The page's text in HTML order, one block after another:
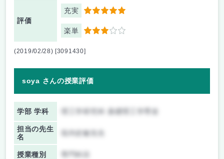
評価
充実 5
楽単 3
(2019/02/28) [3091430]
soya さんの授業評価
学部 学科
担当の先生
名
垣内史敏先生
授業種別